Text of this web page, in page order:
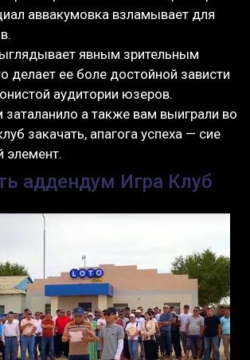
аввакумовка взламывает для
явным зрительным
делает ее боле достойной зависти
аудитории юзеров.
заталанило а также вам выиграли во
закачать, апагога успеха — сие
аддендум Игра Клуб